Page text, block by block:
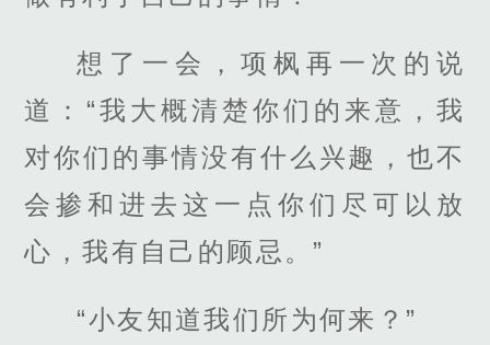
想了一会，项枫再一次的说
道：“我大概清楚你们的来意，我
对你们的事情没有什么兴趣，也不
会掺和进去这一点你们尽可以放
心，我有自己的顾忌。”
“小友知道我们所为何来？”